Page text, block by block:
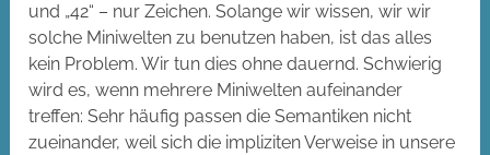
und „42“ – nur Zeichen. Solange wir wissen, wir wir
solche Miniwelten zu benutzen haben, ist das alles
kein Problem. Wir tun dies ohne dauernd. Schwierig
wird es, wenn mehrere Miniwelten aufeinander
treffen: Sehr häufig passen die Semantiken nicht
zueinander, weil sich die impliziten Verweise in unsere